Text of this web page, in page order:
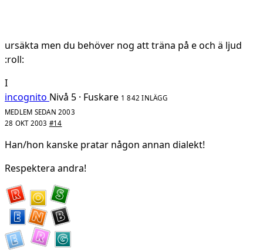
ursäkta men du behöver nog att träna på e och ä ljud
:roll:
I
incognito Nivå 5 · Fuskare 1 842 INLÄGG
MEDLEM SEDAN 2003
28 OKT 2003 #14
Han/hon kanske pratar någon annan dialekt!
Respektera andra!